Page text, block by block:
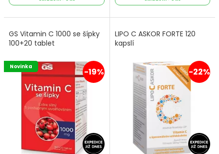
GS Vitamin C 1000 se šípky
100+20 tablet
-19%
Novinka
LIPO C ASKOR FORTE 120
kapslí
-22%